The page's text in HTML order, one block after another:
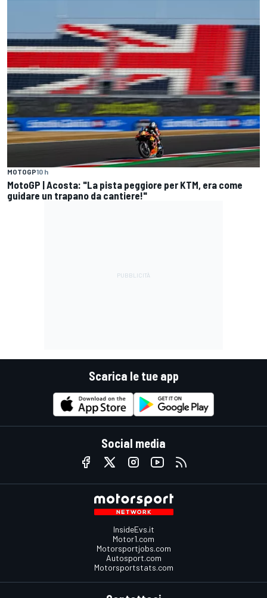
MOTOGP10 h
MotoGP | Acosta: "La pista peggiore per KTM, era come
guidare un trapano da cantiere!"
Scarica le tue app
Social media
InsideEvs.it
Motor1.com
Motorsportjobs.com
Autosport.com
Motorsportstats.com